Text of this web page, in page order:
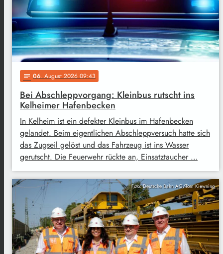
notes 06. August 2026 09:43
Bei Abschleppvorgang: Kleinbus rutscht ins
Kelheimer Hafenbecken
In Kelheim ist ein defekter Kleinbus im Hafenbecken
gelandet. Beim eigentlichen Abschleppversuch hatte sich
das Zugseil gelöst und das Fahrzeug ist ins Wasser
gerutscht. Die Feuerwehr rückte an, Einsatztaucher …
Foto: Deutsche Bahn AG/Tom Kiewning